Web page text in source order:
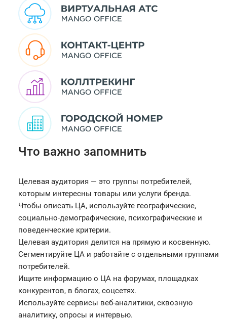
Что важно запомнить
Целевая аудитория — это группы потребителей,
которым интересны товары или услуги бренда.
Чтобы описать ЦА, используйте географические,
социально-демографические, психографические и
поведенческие критерии.
Целевая аудитория делится на прямую и косвенную.
Сегментируйте ЦА и работайте с отдельными группами
потребителей.
Ищите информацию о ЦА на форумах, площадках
конкурентов, в блогах, соцсетях.
Используйте сервисы веб-аналитики, сквозную
аналитику, опросы и интервью.